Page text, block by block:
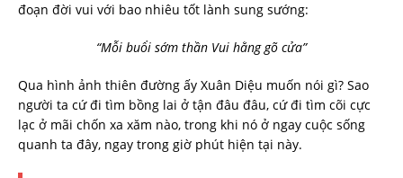
đoạn đời vui với bao nhiêu tốt lành sung sướng:
“Mỗi buổi sớm thần Vui hằng gõ cửa”
Qua hình ảnh thiên đường ấy Xuân Diệu muốn nói gì? Sao
người ta cứ đi tìm bồng lai ở tận đâu đâu, cứ đi tìm cõi cực
lạc ở mãi chốn xa xăm nào, trong khi nó ở ngay cuộc sống
quanh ta đây, ngay trong giờ phút hiện tại này.